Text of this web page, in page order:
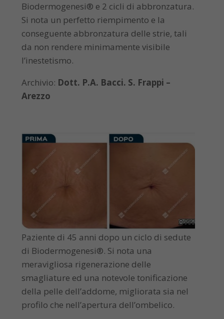
Biodermogenesi® e 2 cicli di abbronzatura.
Si nota un perfetto riempimento e la
conseguente abbronzatura delle strie, tali
da non rendere minimamente visibile
l’inestetismo.
Archivio: Dott. P.A. Bacci. S. Frappi –
Arezzo
Paziente di 45 anni dopo un ciclo di sedute
di Biodermogenesi®. Si nota una
meravigliosa rigenerazione delle
smagliature ed una notevole tonificazione
della pelle dell’addome, migliorata sia nel
profilo che nell’apertura dell’ombelico.